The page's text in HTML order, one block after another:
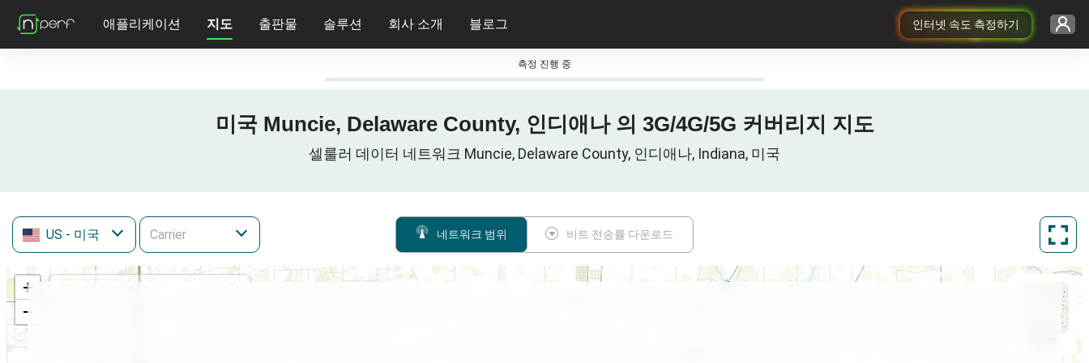
인터넷 속도 측정하기
애플리케이션 지도 출판물 솔루션 회사 소개 블로그
측정 진행 중
미국 Muncie, Delaware County, 인디애나 의 3G/4G/5G 커버리지 지도
셀룰러 데이터 네트워크 Muncie, Delaware County, 인디애나, Indiana, 미국
US - 미국 네트워크 범위 비트 전송률 다운로드
+
−